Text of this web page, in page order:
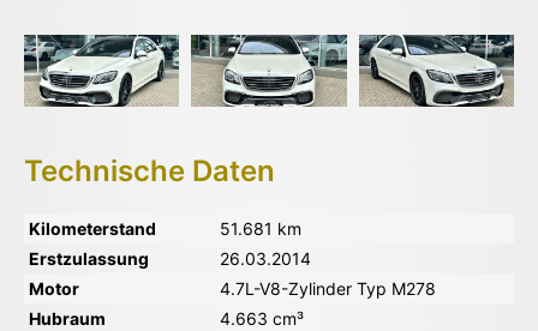
Technische Daten
Kilometerstand
51.681 km
Erstzulassung
26.03.2014
Motor
4.7L-V8-Zylinder Typ M278
Hubraum
4.663 cm³